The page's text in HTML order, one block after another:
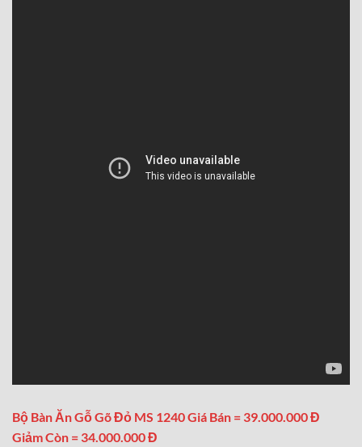
Bộ Bàn Ăn Gỗ Gõ Đỏ MS 1240 Giá Bán = 39.000.000 Đ
Giảm Còn = 34.000.000 Đ